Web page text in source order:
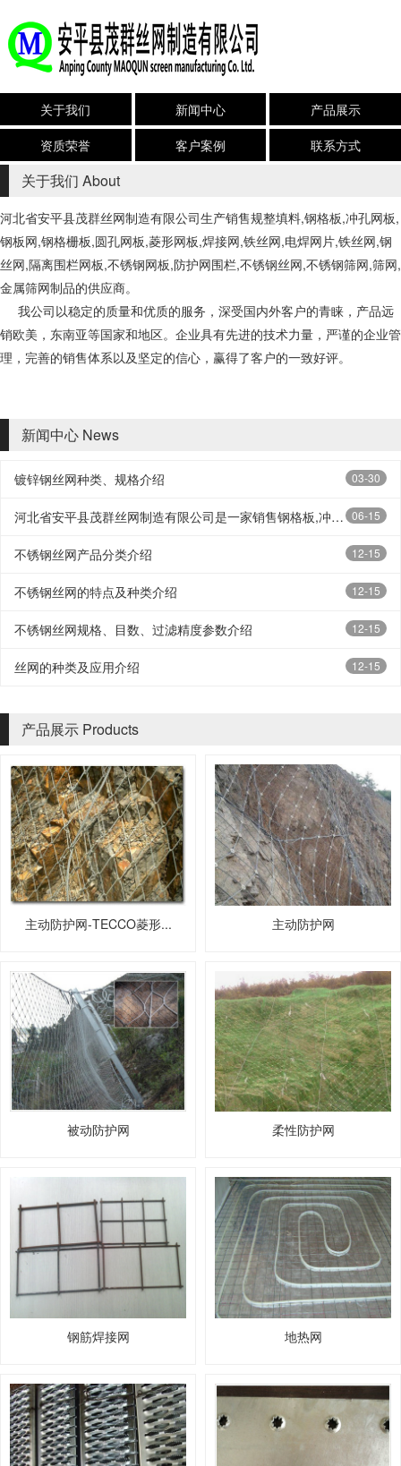
关于我们 新闻中心
产品展示
资质荣誉
客户案例 联系方式
关于我们 About
河北省安平县茂群丝网制造有限公司生产销售规整填料,钢格板,冲孔网板,
钢板网,钢格栅板,圆孔网板,菱形网板,焊接网,铁丝网,电焊网片,铁丝网,钢
丝网,隔离围栏网板,不锈钢网板,防护网围栏,不锈钢丝网,不锈钢筛网,筛网,
金属筛网制品的供应商。
我公司以稳定的质量和优质的服务，深受国内外客户的青睐，产品远
销欧美，东南亚等国家和地区。企业具有先进的技术力量，严谨的企业管
理，完善的销售体系以及坚定的信心，赢得了客户的一致好评。
新闻中心 News
03-30
镀锌钢丝网种类、规格介绍
06-15
河北省安平县茂群丝网制造有限公司是一家销售钢格板,冲孔网板,钢板网,金属网板,钢格栅板,圆孔网板,菱形网板,焊接网,铁丝网,电焊网片,铁丝网,钢丝网,菱形防护网板,金属防护网板,隔离围栏网板,不锈钢网板,防护网围栏网,不锈钢丝网、金属筛网制品的优秀供应商
12-15
不锈钢丝网产品分类介绍
12-15
不锈钢丝网的特点及种类介绍
12-15
不锈钢丝网规格、目数、过滤精度参数介绍
12-15
丝网的种类及应用介绍
产品展示 Products
主动防护网-TECCO菱形... 主动防护网
被动防护网 柔性防护网
钢筋焊接网 地热网